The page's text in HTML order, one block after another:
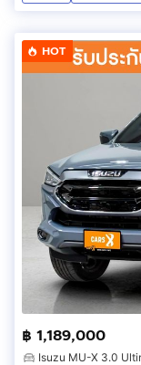
HOT
฿ 1,189,000
Isuzu MU-X 3.0